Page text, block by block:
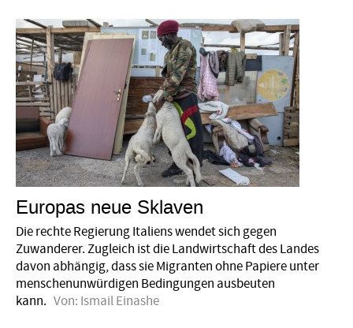
Europas neue Sklaven
Die rechte Regierung Italiens wendet sich gegen
Zuwanderer. Zugleich ist die Landwirtschaft des Landes
davon abhängig, dass sie Migranten ohne Papiere unter
menschenunwürdigen Bedingungen ausbeuten
kann. Von: Ismail Einashe